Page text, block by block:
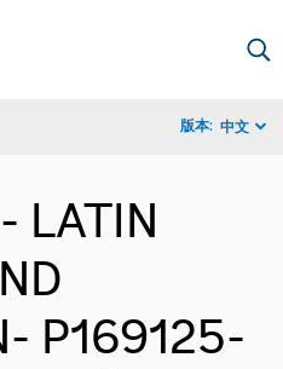
版本: 中文
LATIN
P169125-